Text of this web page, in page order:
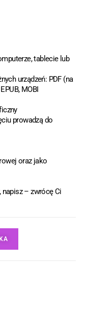
tablecie lub
urządzeń: PDF (na
MOBI
prowadzą do
oraz jako
napisz – zwrócę Ci